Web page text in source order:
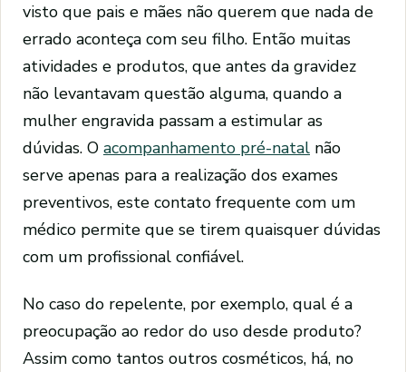
visto que pais e mães não querem que nada de
errado aconteça com seu filho. Então muitas
atividades e produtos, que antes da gravidez
não levantavam questão alguma, quando a
mulher engravida passam a estimular as
dúvidas. O acompanhamento pré-natal não
serve apenas para a realização dos exames
preventivos, este contato frequente com um
médico permite que se tirem quaisquer dúvidas
com um profissional confiável.
No caso do repelente, por exemplo, qual é a
preocupação ao redor do uso desde produto?
Assim como tantos outros cosméticos, há, no